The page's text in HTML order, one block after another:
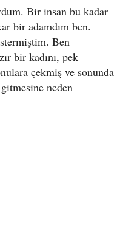
Bir insan bu kadar
bir adamdım ben.
Ben
bir kadını, pek
çekmiş ve sonunda
neden